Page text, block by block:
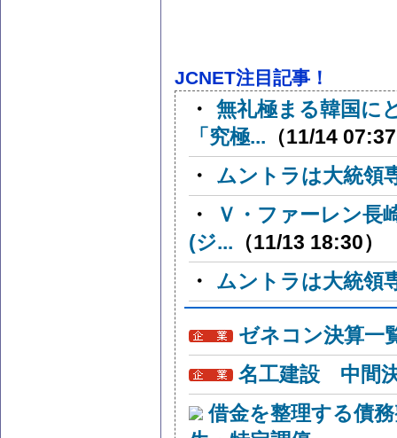
JCNET注目記事！
・ 無礼極まる韓国に
「究極... （11/14
・
ムントラは大統領
・
Ｖ・ファーレン
(ジ... （11/13 18:30）
・
ムントラは大統領
ゼネコン決算一
名工建設 中間
借金を整理する債